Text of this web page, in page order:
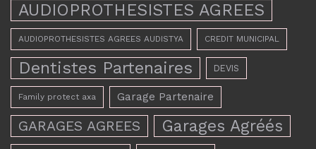
AUDIOPROTHESISTES AGREES
AUDIOPROTHESISTES AGREES AUDISTYA CREDIT MUNICIPAL
Dentistes Partenaires DEVIS
Family protect axa Garage Partenaire
GARAGES AGREES Garages Agréés